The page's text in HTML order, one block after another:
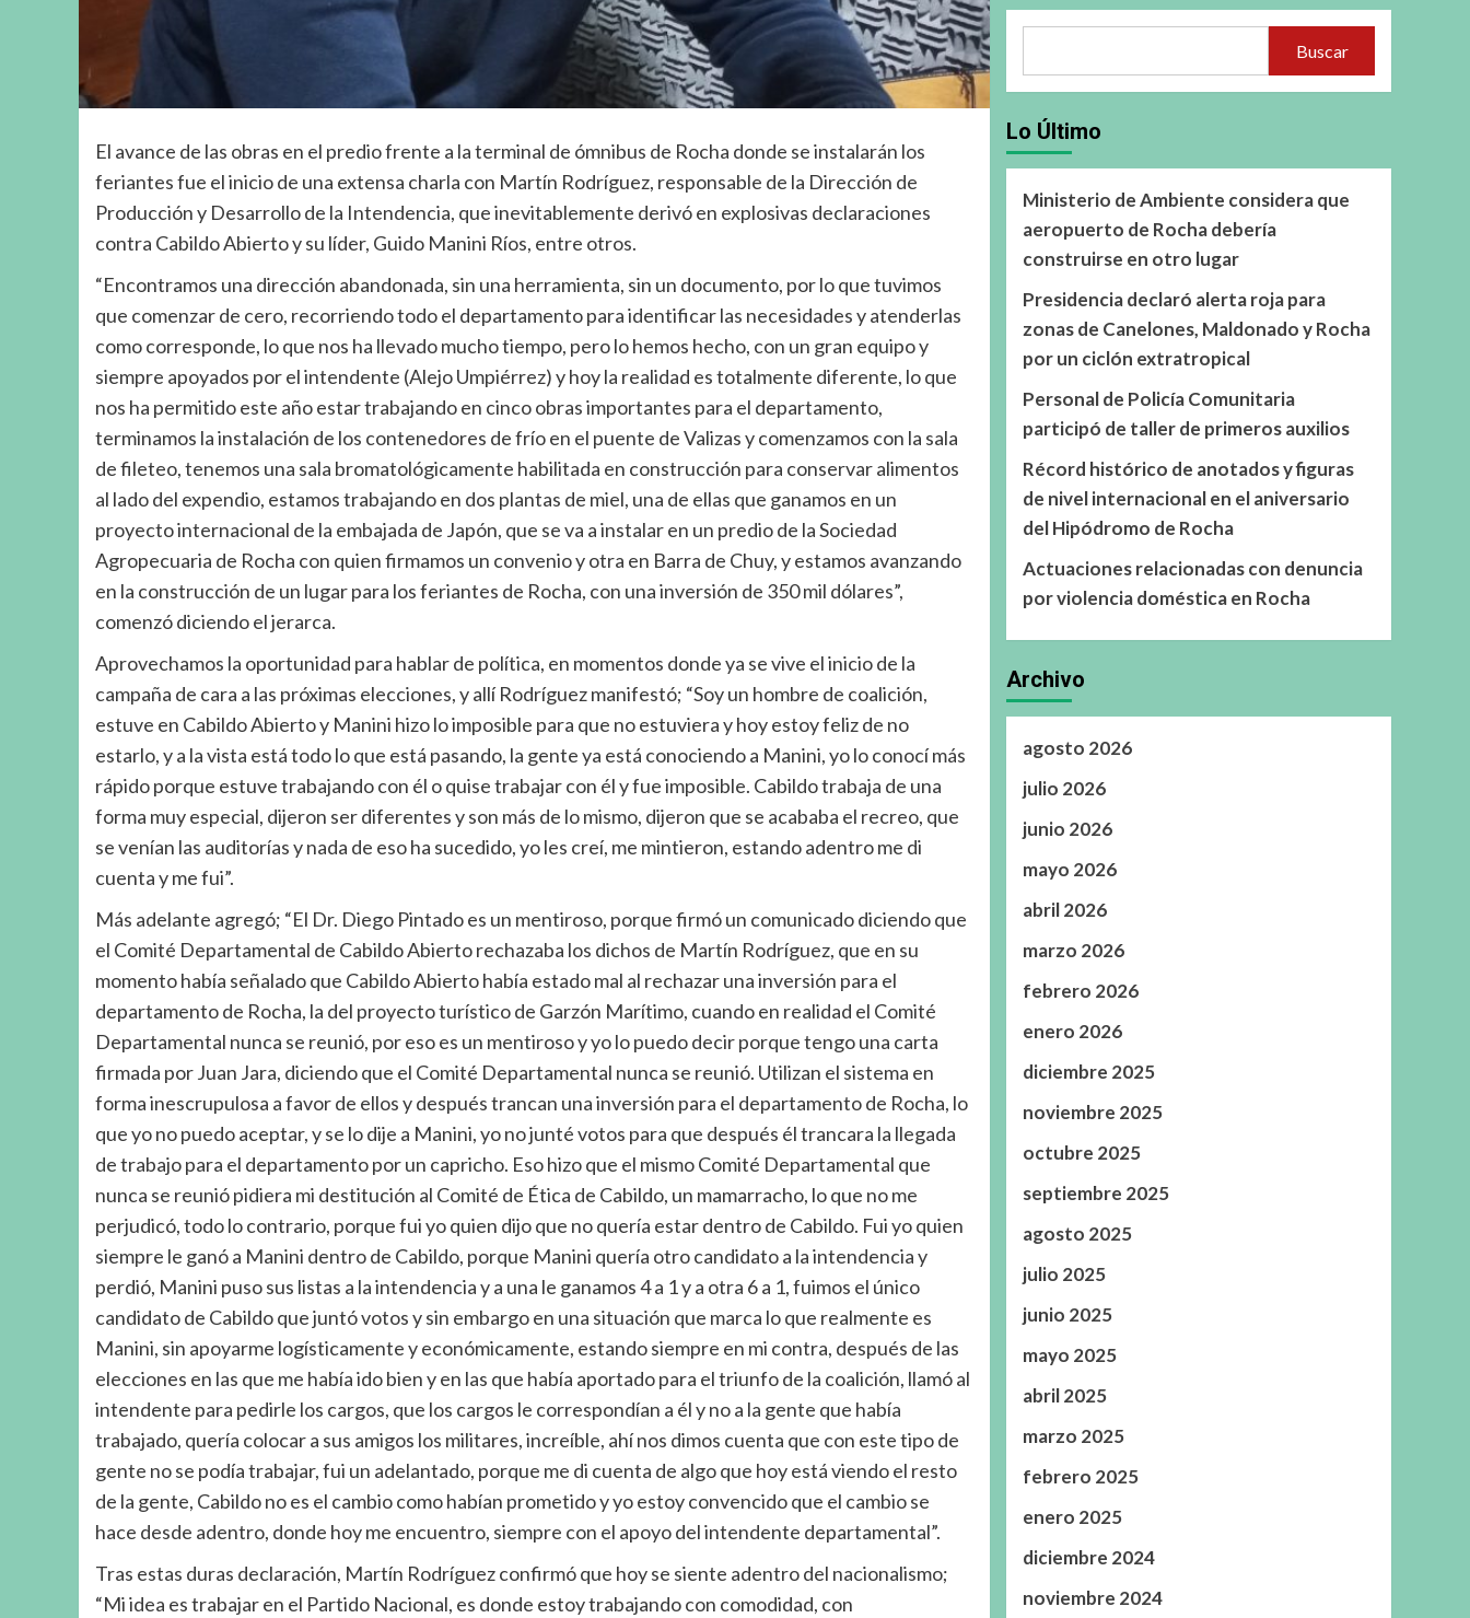
El avance de las obras en el predio frente a la terminal de ómnibus de Rocha donde se instalarán los
feriantes fue el inicio de una extensa charla con Martín Rodríguez, responsable de la Dirección de
Producción y Desarrollo de la Intendencia, que inevitablemente derivó en explosivas declaraciones
contra Cabildo Abierto y su líder, Guido Manini Ríos, entre otros.
“Encontramos una dirección abandonada, sin una herramienta, sin un documento, por lo que tuvimos
que comenzar de cero, recorriendo todo el departamento para identificar las necesidades y atenderlas
como corresponde, lo que nos ha llevado mucho tiempo, pero lo hemos hecho, con un gran equipo y
siempre apoyados por el intendente (Alejo Umpiérrez) y hoy la realidad es totalmente diferente, lo que
nos ha permitido este año estar trabajando en cinco obras importantes para el departamento,
terminamos la instalación de los contenedores de frío en el puente de Valizas y comenzamos con la sala
de fileteo, tenemos una sala bromatológicamente habilitada en construcción para conservar alimentos
al lado del expendio, estamos trabajando en dos plantas de miel, una de ellas que ganamos en un
proyecto internacional de la embajada de Japón, que se va a instalar en un predio de la Sociedad
Agropecuaria de Rocha con quien firmamos un convenio y otra en Barra de Chuy, y estamos avanzando
en la construcción de un lugar para los feriantes de Rocha, con una inversión de 350 mil dólares”,
comenzó diciendo el jerarca.
Aprovechamos la oportunidad para hablar de política, en momentos donde ya se vive el inicio de la
campaña de cara a las próximas elecciones, y allí Rodríguez manifestó; “Soy un hombre de coalición,
estuve en Cabildo Abierto y Manini hizo lo imposible para que no estuviera y hoy estoy feliz de no
estarlo, y a la vista está todo lo que está pasando, la gente ya está conociendo a Manini, yo lo conocí más
rápido porque estuve trabajando con él o quise trabajar con él y fue imposible. Cabildo trabaja de una
forma muy especial, dijeron ser diferentes y son más de lo mismo, dijeron que se acababa el recreo, que
se venían las auditorías y nada de eso ha sucedido, yo les creí, me mintieron, estando adentro me di
cuenta y me fui”.
Más adelante agregó; “El Dr. Diego Pintado es un mentiroso, porque firmó un comunicado diciendo que
el Comité Departamental de Cabildo Abierto rechazaba los dichos de Martín Rodríguez, que en su
momento había señalado que Cabildo Abierto había estado mal al rechazar una inversión para el
departamento de Rocha, la del proyecto turístico de Garzón Marítimo, cuando en realidad el Comité
Departamental nunca se reunió, por eso es un mentiroso y yo lo puedo decir porque tengo una carta
firmada por Juan Jara, diciendo que el Comité Departamental nunca se reunió. Utilizan el sistema en
forma inescrupulosa a favor de ellos y después trancan una inversión para el departamento de Rocha, lo
que yo no puedo aceptar, y se lo dije a Manini, yo no junté votos para que después él trancara la llegada
de trabajo para el departamento por un capricho. Eso hizo que el mismo Comité Departamental que
nunca se reunió pidiera mi destitución al Comité de Ética de Cabildo, un mamarracho, lo que no me
perjudicó, todo lo contrario, porque fui yo quien dijo que no quería estar dentro de Cabildo. Fui yo quien
siempre le ganó a Manini dentro de Cabildo, porque Manini quería otro candidato a la intendencia y
perdió, Manini puso sus listas a la intendencia y a una le ganamos 4 a 1 y a otra 6 a 1, fuimos el único
candidato de Cabildo que juntó votos y sin embargo en una situación que marca lo que realmente es
Manini, sin apoyarme logísticamente y económicamente, estando siempre en mi contra, después de las
elecciones en las que me había ido bien y en las que había aportado para el triunfo de la coalición, llamó al
intendente para pedirle los cargos, que los cargos le correspondían a él y no a la gente que había
trabajado, quería colocar a sus amigos los militares, increíble, ahí nos dimos cuenta que con este tipo de
gente no se podía trabajar, fui un adelantado, porque me di cuenta de algo que hoy está viendo el resto
de la gente, Cabildo no es el cambio como habían prometido y yo estoy convencido que el cambio se
hace desde adentro, donde hoy me encuentro, siempre con el apoyo del intendente departamental”.
Tras estas duras declaración, Martín Rodríguez confirmó que hoy se siente adentro del nacionalismo;
“Mi idea es trabajar en el Partido Nacional, es donde estoy trabajando con comodidad, con
Buscar
Lo Último
Ministerio de Ambiente considera que
aeropuerto de Rocha debería
construirse en otro lugar
Presidencia declaró alerta roja para
zonas de Canelones, Maldonado y Rocha
por un ciclón extratropical
Personal de Policía Comunitaria
participó de taller de primeros auxilios
Récord histórico de anotados y figuras
de nivel internacional en el aniversario
del Hipódromo de Rocha
Actuaciones relacionadas con denuncia
por violencia doméstica en Rocha
Archivo
agosto 2026
julio 2026
junio 2026
mayo 2026
abril 2026
marzo 2026
febrero 2026
enero 2026
diciembre 2025
noviembre 2025
octubre 2025
septiembre 2025
agosto 2025
julio 2025
junio 2025
mayo 2025
abril 2025
marzo 2025
febrero 2025
enero 2025
diciembre 2024
noviembre 2024